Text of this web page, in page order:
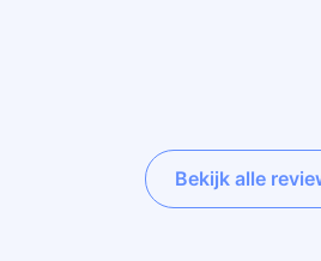
Bekijk alle